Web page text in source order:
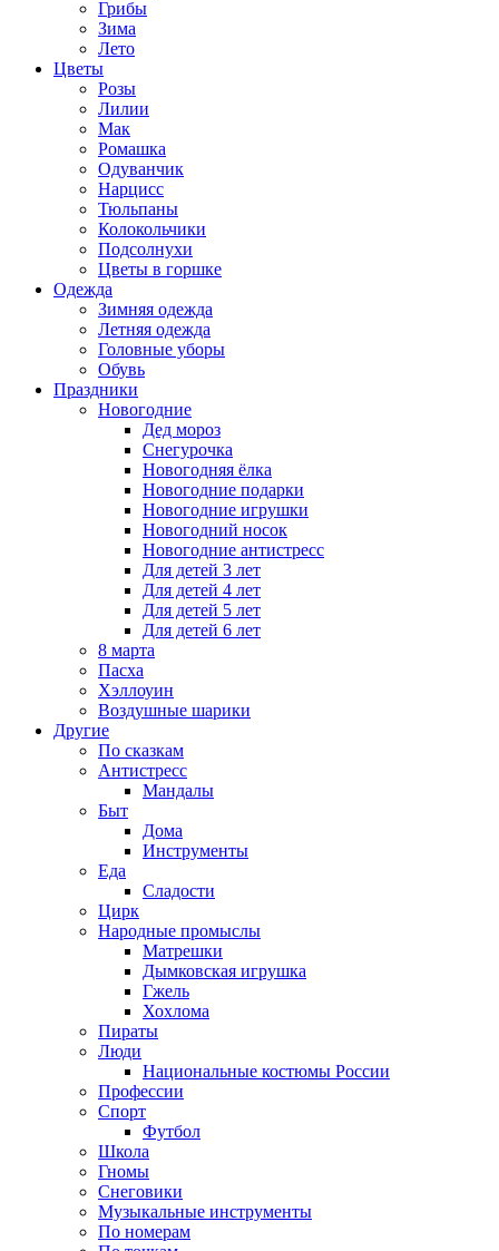
Грибы
Зима
Лето
Цветы
Розы
Лилии
Мак
Ромашка
Одуванчик
Нарцисс
Тюльпаны
Колокольчики
Подсолнухи
Цветы в горшке
Одежда
Зимняя одежда
Летняя одежда
Головные уборы
Обувь
Праздники
Новогодние
Дед мороз
Снегурочка
Новогодняя ёлка
Новогодние подарки
Новогодние игрушки
Новогодний носок
Новогодние антистресс
Для детей 3 лет
Для детей 4 лет
Для детей 5 лет
Для детей 6 лет
8 марта
Пасха
Хэллоуин
Воздушные шарики
Другие
По сказкам
Антистресс
Мандалы
Быт
Дома
Инструменты
Еда
Сладости
Цирк
Народные промыслы
Матрешки
Дымковская игрушка
Гжель
Хохлома
Пираты
Люди
Национальные костюмы России
Профессии
Спорт
Футбол
Школа
Гномы
Снеговики
Музыкальные инструменты
По номерам